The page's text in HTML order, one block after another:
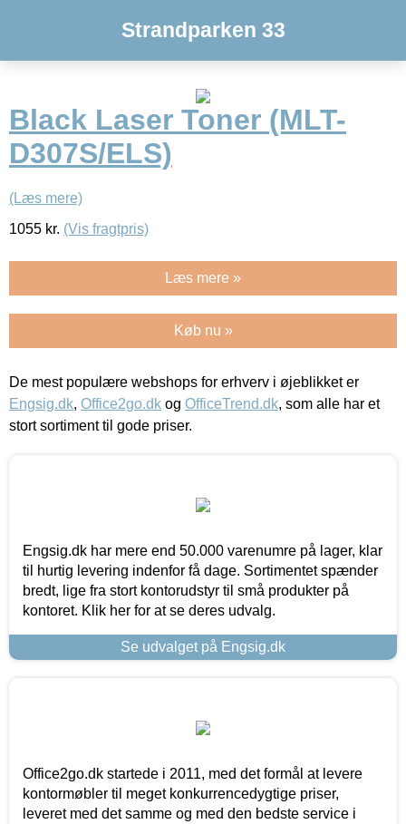
Strandparken 33
Black Laser Toner (MLT-
D307S/ELS)
(Læs mere)
1055 kr. (Vis fragtpris)
Læs mere »
Køb nu »
De mest populære webshops for erhverv i øjeblikket er
Engsig.dk, Office2go.dk og OfficeTrend.dk, som alle har et
stort sortiment til gode priser.
Engsig.dk har mere end 50.000 varenumre på lager, klar
til hurtig levering indenfor få dage. Sortimentet spænder
bredt, lige fra stort kontorudstyr til små produkter på
kontoret. Klik her for at se deres udvalg.
Se udvalget på Engsig.dk
Office2go.dk startede i 2011, med det formål at levere
kontormøbler til meget konkurrencedygtige priser,
leveret med det samme og med den bedste service i